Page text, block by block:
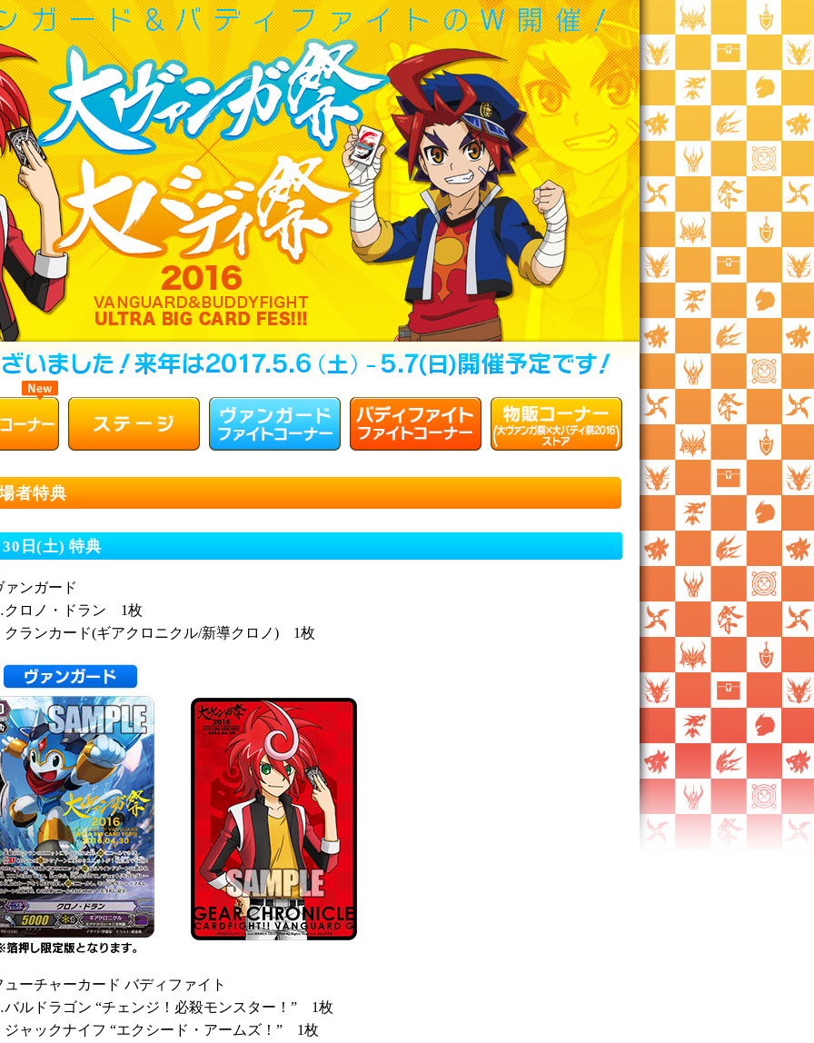
者特典
30日(土) 特典
ァンガード
ロノ・ドラン 1枚
ランカード(ギアクロニクル/新導クロノ) 1枚
ューチャーカード バディファイト
ルドラゴン “チェンジ！必殺モンスター！” 1枚
ャックナイフ “エクシード・アームズ！” 1枚